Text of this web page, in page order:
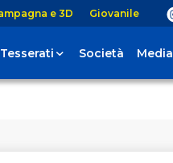
e 3D Giovanile
Tesserati Società Media